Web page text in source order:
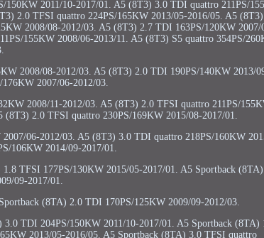
2011/10-2017/01. A5 (8T3) 3.0 TDI quattro 211PS/
2.0 TFSI quattro 224PS/165KW 2013/05-2016/05. A5
2008/08-2012/03. A5 (8T3) 2.7 TDI 163PS/120KW 2007/
155KW 2008/06-2013/11. A5 (8T3) S5 quattro 354PS/
2008/08-2012/03. A5 (8T3) 2.0 TDI 190PS/140KW 2013/
2007/06-2012/03.
2008/11-2012/03. A5 (8T3) 2.0 TFSI quattro 211PS/
2.0 TFSI quattro 230PS/169KW 2015/08-2017/01.
06-2012/03. A5 (8T3) 3.0 TDI quattro 218PS/160KW
106KW 2014/09-2017/01.
TFSI 177PS/130KW 2015/05-2017/01. A5 Sportback
09-2017/01.
(8TA) 2.0 TDI 170PS/125KW 2009/09-2012/03.
TDI 204PS/150KW 2011/10-2017/01. A5 Sportback (8TA)
2013/05-2016/05. A5 Sportback (8TA) 3.0 TFSI quattro